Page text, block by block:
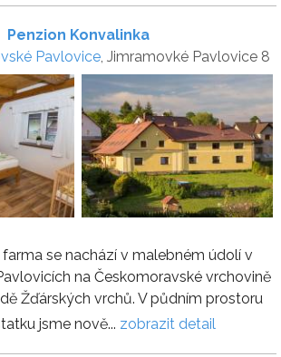
Penzion Konvalinka
Pavlovice , Jimramovké Pavlovice 8
se nachází v malebném údolí v
na Českomoravské vrchovině
Žďárských vrchů. V půdním prostoru
jsme nově... zobrazit detail